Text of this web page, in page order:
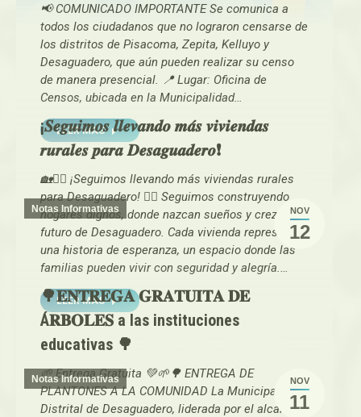
📢 COMUNICADO IMPORTANTE Se comunica a
todos los ciudadanos que no lograron censarse de
los distritos de Pisacoma, Zepita, Kelluyo y
Desaguadero, que aún pueden realizar su censo
de manera presencial. 📍 Lugar: Oficina de
Censos, ubicada en la Municipalidad…
LEER MAS
NOV
12
Notas Informativas
¡𝑺𝒆𝒈𝒖𝒊𝒎𝒐𝒔 𝒍𝒍𝒆𝒗𝒂𝒏𝒅𝒐 𝒎𝒂́𝒔 𝒗𝒊𝒗𝒊𝒆𝒏𝒅𝒂𝒔
𝒓𝒖𝒓𝒂𝒍𝒆𝒔 𝒑𝒂𝒓𝒂 𝑫𝒆𝒔𝒂𝒈𝒖𝒂𝒅𝒆𝒓𝒐❗
🏡👷‍♀️ ¡Seguimos llevando más viviendas rurales
para Desaguadero! 👷‍♀️ Seguimos construyendo
hogares dignos, donde nazcan sueños y crezca el
futuro de Desaguadero. Cada vivienda representa
una historia de esperanza, un espacio donde las
familias pueden vivir con seguridad y alegría.…
LEER MAS
NOV
11
Notas Informativas
🌳𝐄𝐍𝐓𝐑𝐄𝐆𝐀 𝐆𝐑𝐀𝐓𝐔𝐈𝐓𝐀 𝐃𝐄
Á𝐑𝐁𝐎𝐋𝐄𝐒 a las instituciones
educativas 🌳
🌱 Entrega Gratuita 💚🌱🌳 ENTREGA DE
PLANTONES A LA COMUNIDAD La Municipalidad
Distrital de Desaguadero, liderada por el alcalde